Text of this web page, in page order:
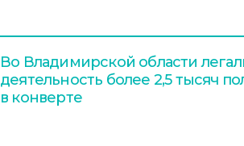
Во Владимирской области
деятельность более 2,5 тысяч
в конверте